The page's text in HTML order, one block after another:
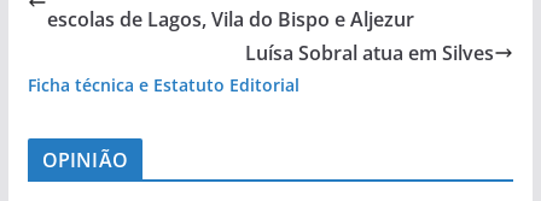
escolas de Lagos, Vila do Bispo e Aljezur
Luísa Sobral atua em Silves
Ficha técnica e Estatuto Editorial
OPINIÃO